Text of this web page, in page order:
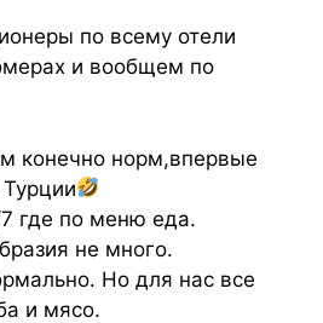
по всему отели
и вообщем по
конечно норм,впервые
где по меню еда.
не много.
Но для нас все
и мясо.